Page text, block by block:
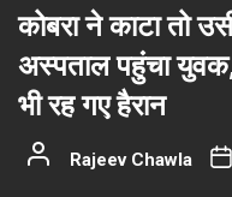
कोबरा ने काटा तो
अस्पताल पहुंचा
भी रह गए हैरान
Rajeev Chawla